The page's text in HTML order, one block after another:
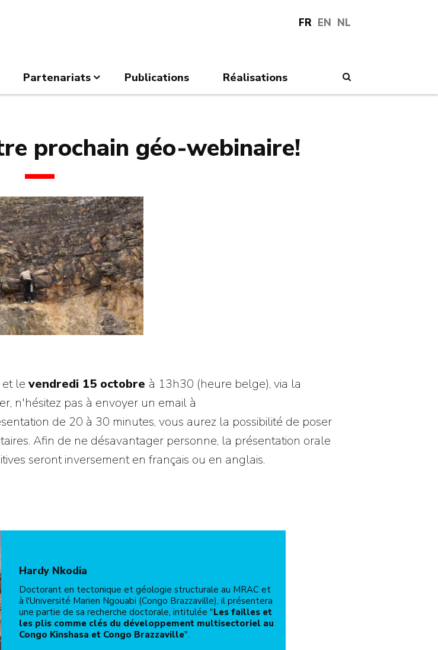
FR EN NL
Partenariats Publications Réalisations
prochain géo-webinaire!
et le vendredi 15 octobre à 13h30 (heure belge), via la
n'hésitez pas à envoyer un email à
de 20 à 30 minutes, vous aurez la possibilité de poser
Afin de ne désavantager personne, la présentation orale
seront inversement en français ou en anglais.
Hardy Nkodia
Doctorant en tectonique et géologie structurale au MRAC et
à l'Université Marien Ngouabi (Congo Brazzaville), il présentera
une partie de sa recherche doctorale, intitulée "Les failles et
les plis comme clés du développement multisectoriel au
Congo Kinshasa et Congo Brazzaville".